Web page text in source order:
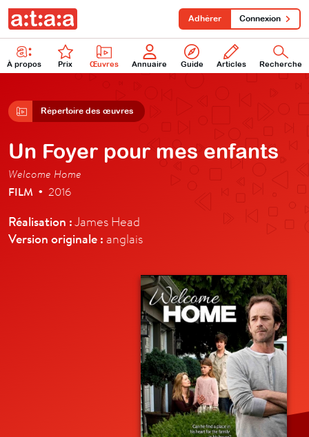
À propos Prix Œuvres Annuaire Guide Articles Recherche
Adhérer Connexion
Répertoire des œuvres
Un Foyer pour mes enfants
Welcome Home
FILM • 2016
Réalisation :James Head
Version originale : anglais